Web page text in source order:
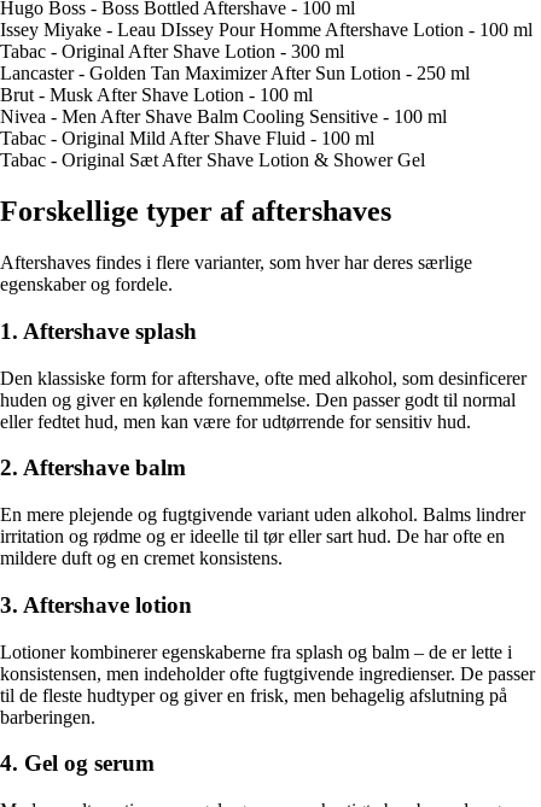
Hugo Boss - Boss Bottled Aftershave - 100 ml
Issey Miyake - Leau DIssey Pour Homme Aftershave Lotion - 100 ml
Tabac - Original After Shave Lotion - 300 ml
Lancaster - Golden Tan Maximizer After Sun Lotion - 250 ml
Brut - Musk After Shave Lotion - 100 ml
Nivea - Men After Shave Balm Cooling Sensitive - 100 ml
Tabac - Original Mild After Shave Fluid - 100 ml
Tabac - Original Sæt After Shave Lotion & Shower Gel
Forskellige typer af aftershaves
Aftershaves findes i flere varianter, som hver har deres særlige
egenskaber og fordele.
1. Aftershave splash
Den klassiske form for aftershave, ofte med alkohol, som desinficerer
huden og giver en kølende fornemmelse. Den passer godt til normal
eller fedtet hud, men kan være for udtørrende for sensitiv hud.
2. Aftershave balm
En mere plejende og fugtgivende variant uden alkohol. Balms lindrer
irritation og rødme og er ideelle til tør eller sart hud. De har ofte en
mildere duft og en cremet konsistens.
3. Aftershave lotion
Lotioner kombinerer egenskaberne fra splash og balm – de er lette i
konsistensen, men indeholder ofte fugtgivende ingredienser. De passer
til de fleste hudtyper og giver en frisk, men behagelig afslutning på
barberingen.
4. Gel og serum